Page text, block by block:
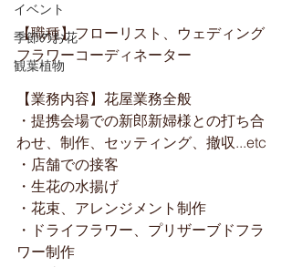
イベント
季節のお花
観葉植物
【職種】フローリスト、ウェディング
フラワーコーディネーター
【業務内容】花屋業務全般
・提携会場での新郎新婦様との打ち合
わせ、制作、セッティング、撤収...etc
・店舗での接客
・生花の水揚げ
・花束、アレンジメント制作
・ドライフラワー、プリザーブドフラ
ワー制作